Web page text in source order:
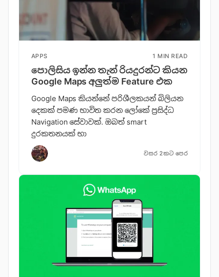
APPS 1 MIN READ
පොලිසිය ඉන්න තැන් රියදුරන්ට කියන
Google Maps අලුත්ම Feature එක
Google Maps කියන්නේ පරිශීලකයන් බිලියන
දෙකක් පමණ භාවිත කරන ලෝකේ ප්‍රසිද්ධ
Navigation සේවාවක්. ඔබත් smart
දුරකතනයක් භා
වසර 2කට පෙර